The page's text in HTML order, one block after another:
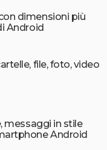
dimensioni più
Android
file, foto, video
messaggi in stile
Android